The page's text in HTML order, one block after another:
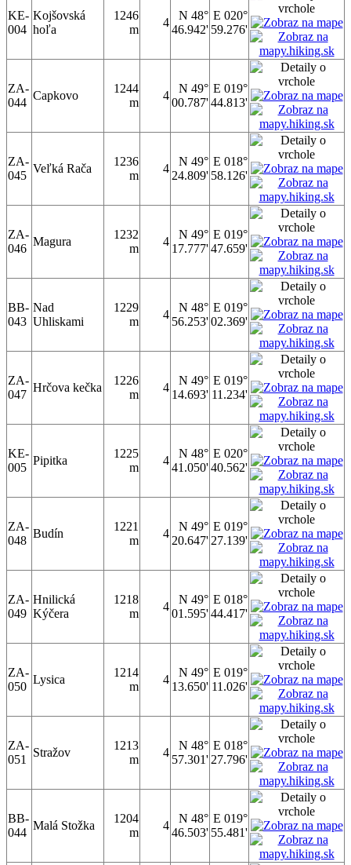
KE-
004
Kojšovská
hoľa
1246
m
4
N 48°
46.942'
E 020°
59.276'
ZA-
044
Capkovo
1244
m
4
N 49°
00.787'
E 019°
44.813'
ZA-
045
Veľká Rača
1236
m
4
N 49°
24.809'
E 018°
58.126'
ZA-
046
Magura
1232
m
4
N 49°
17.777'
E 019°
47.659'
BB-
043
Nad
Uhliskami
1229
m
4
N 48°
56.253'
E 019°
02.369'
ZA-
047
Hrčova kečka
1226
m
4
N 49°
14.693'
E 019°
11.234'
KE-
005
Pipitka
1225
m
4
N 48°
41.050'
E 020°
40.562'
ZA-
048
Budín
1221
m
4
N 49°
20.647'
E 019°
27.139'
ZA-
049
Hnilická
Kýčera
1218
m
4
N 49°
01.595'
E 018°
44.417'
ZA-
050
Lysica
1214
m
4
N 49°
13.650'
E 019°
11.026'
ZA-
051
Stražov
1213
m
4
N 48°
57.301'
E 018°
27.796'
BB-
044
Malá Stožka
1204
m
4
N 48°
46.503'
E 019°
55.481'